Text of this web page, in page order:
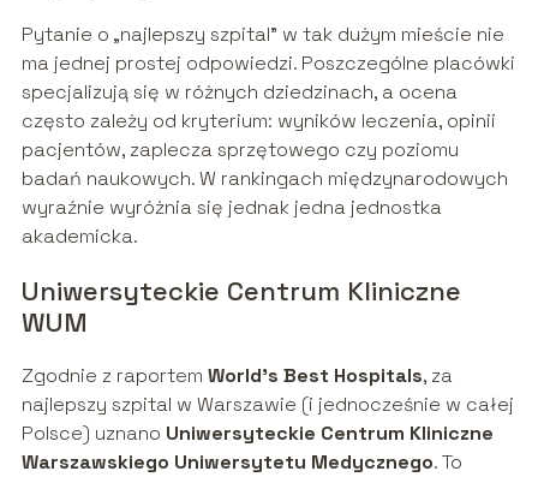
Pytanie o „najlepszy szpital” w tak dużym mieście nie
ma jednej prostej odpowiedzi. Poszczególne placówki
specjalizują się w różnych dziedzinach, a ocena
często zależy od kryterium: wyników leczenia, opinii
pacjentów, zaplecza sprzętowego czy poziomu
badań naukowych. W rankingach międzynarodowych
wyraźnie wyróżnia się jednak jedna jednostka
akademicka.
Uniwersyteckie Centrum Kliniczne
WUM
Zgodnie z raportem World’s Best Hospitals, za
najlepszy szpital w Warszawie (i jednocześnie w całej
Polsce) uznano Uniwersyteckie Centrum Kliniczne
Warszawskiego Uniwersytetu Medycznego. To